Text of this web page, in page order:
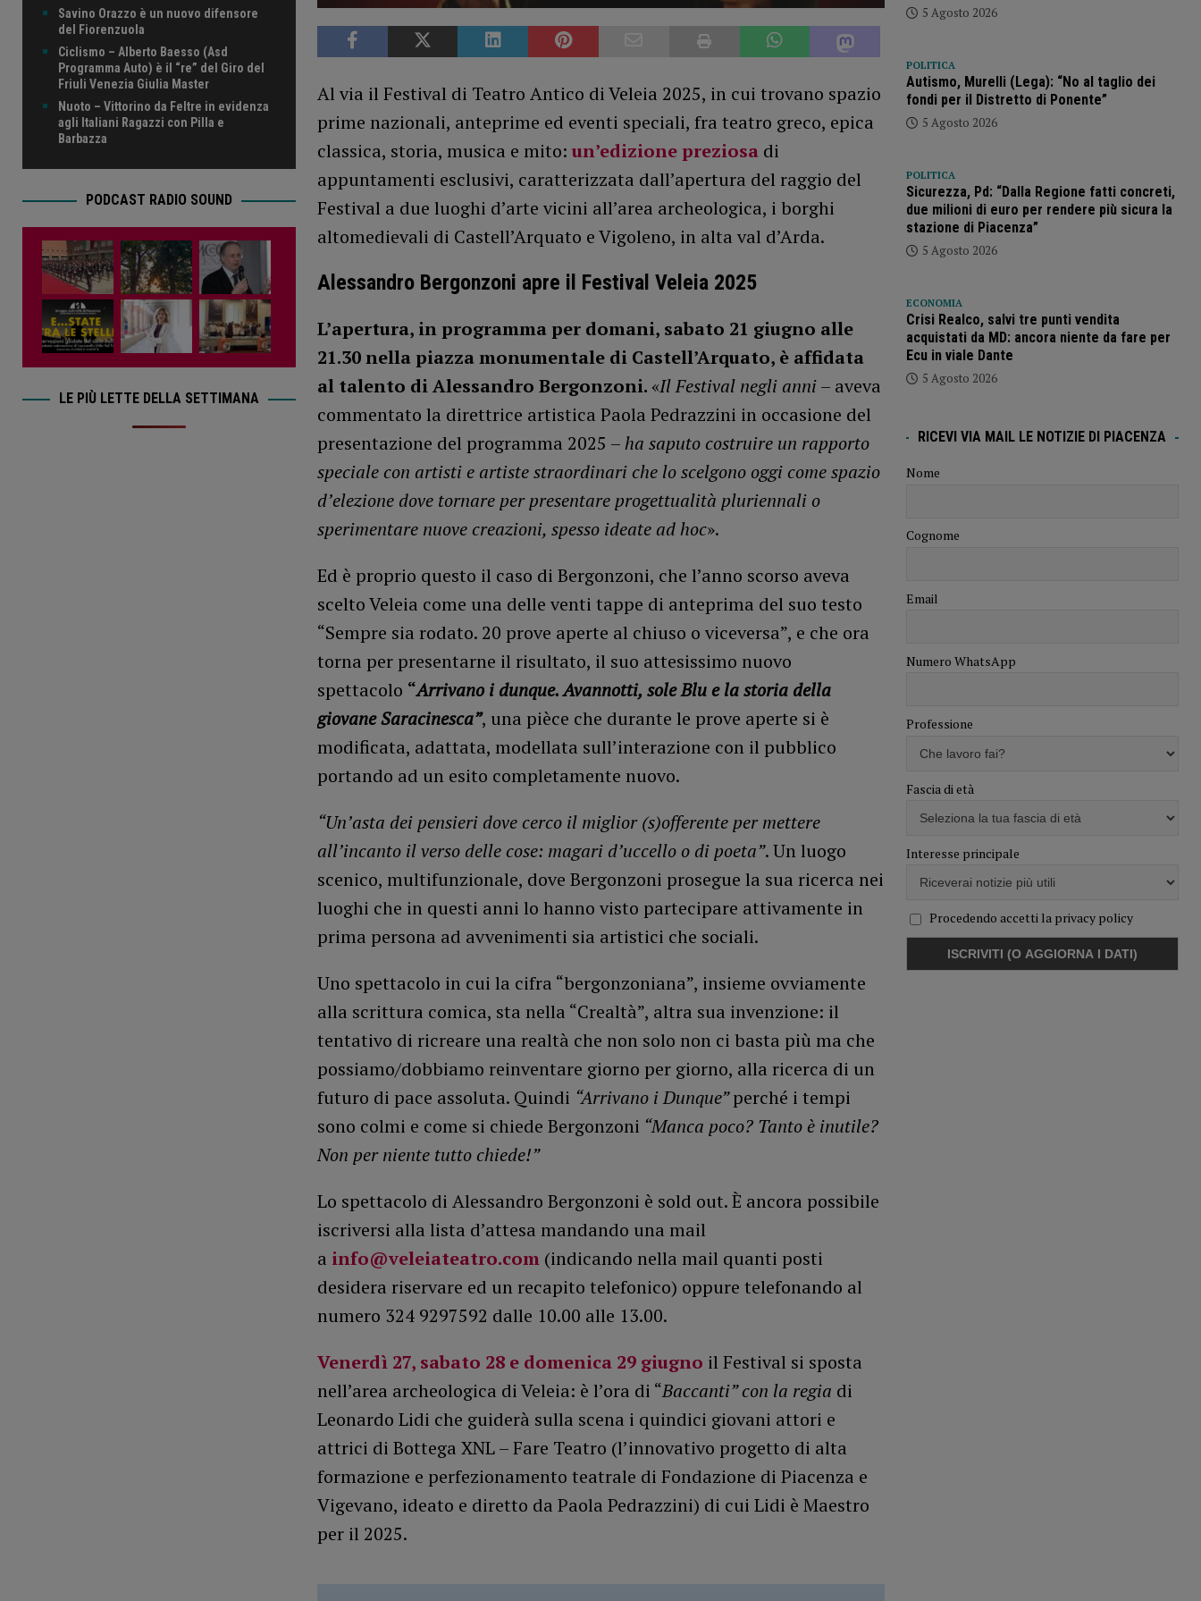
Al via il Festival di Teatro Antico di Veleia 2025, in cui trovano spazio
prime nazionali, anteprime ed eventi speciali, fra teatro greco, epica
classica, storia, musica e mito: un’edizione preziosa di
appuntamenti esclusivi, caratterizzata dall’apertura del raggio del
Festival a due luoghi d’arte vicini all’area archeologica, i borghi
altomedievali di Castell’Arquato e Vigoleno, in alta val d’Arda.
Alessandro Bergonzoni apre il Festival Veleia 2025
L’apertura, in programma per domani, sabato 21 giugno alle
21.30 nella piazza monumentale di Castell’Arquato, è affidata
al talento di Alessandro Bergonzoni. «Il Festival negli anni– aveva
commentato la direttrice artistica Paola Pedrazzini in occasione del
presentazione del programma 2025 –ha saputo costruire un rapporto
speciale con artisti e artiste straordinari che lo scelgono oggi come spazio
d’elezione dove tornare per presentare progettualità pluriennali o
sperimentare nuove creazioni, spesso ideate ad hoc».
Ed è proprio questo il caso di Bergonzoni, che l’anno scorso aveva
scelto Veleia come una delle venti tappe di anteprima del suo testo
“Sempre sia rodato. 20 prove aperte al chiuso o viceversa”, e che ora
torna per presentarne il risultato, il suo attesissimo nuovo
spettacolo “Arrivano i dunque. Avannotti, sole Blu e la storia della
giovane Saracinesca”, una pièce che durante le prove aperte si è
modificata, adattata, modellata sull’interazione con il pubblico
portando ad un esito completamente nuovo.
“Un’asta dei pensieri dove cerco il miglior (s)offerente per mettere
all’incanto il verso delle cose: magari d’uccello o di poeta”. Un luogo
scenico, multifunzionale, dove Bergonzoni prosegue la sua ricerca nei
luoghi che in questi anni lo hanno visto partecipare attivamente in
prima persona ad avvenimenti sia artistici che sociali.
Uno spettacolo in cui la cifra “bergonzoniana”, insieme ovviamente
alla scrittura comica, sta nella “Crealtà”, altra sua invenzione: il
tentativo di ricreare una realtà che non solo non ci basta più ma che
possiamo/dobbiamo reinventare giorno per giorno, alla ricerca di un
futuro di pace assoluta. Quindi “Arrivano i Dunque”perché i tempi
sono colmi e come si chiede Bergonzoni “Manca poco? Tanto è inutile?
Non per niente tutto chiede!”
Lo spettacolo di Alessandro Bergonzoni è sold out. È ancora possibile
iscriversi alla lista d’attesa mandando una mail
a info@veleiateatro.com(indicando nella mail quanti posti
desidera riservare ed un recapito telefonico) oppure telefonando al
numero 324 9297592 dalle 10.00 alle 13.00.
Venerdì 27, sabato 28 e domenica 29 giugno il Festival si sposta
nell’area archeologica di Veleia: è l’ora di “Baccanti” con la regia di
Leonardo Lidi che guiderà sulla scena i quindici giovani attori e
attrici di Bottega XNL – Fare Teatro (l’innovativo progetto di alta
formazione e perfezionamento teatrale di Fondazione di Piacenza e
Vigevano, ideato e diretto da Paola Pedrazzini) di cui Lidi è Maestro
per il 2025.
Savino Orazzo è un nuovo difensore
del Fiorenzuola
Ciclismo – Alberto Baesso (Asd
Programma Auto) è il “re” del Giro del
Friuli Venezia Giulia Master
Nuoto – Vittorino da Feltre in evidenza
agli Italiani Ragazzi con Pilla e
Barbazza
PODCAST RADIO SOUND
LE PIÙ LETTE DELLA SETTIMANA
5 Agosto 2026
POLITICA
Autismo, Murelli (Lega): “No al taglio dei
fondi per il Distretto di Ponente”
5 Agosto 2026
POLITICA
Sicurezza, Pd: “Dalla Regione fatti concreti,
due milioni di euro per rendere più sicura la
stazione di Piacenza”
5 Agosto 2026
ECONOMIA
Crisi Realco, salvi tre punti vendita
acquistati da MD: ancora niente da fare per
Ecu in viale Dante
5 Agosto 2026
RICEVI VIA MAIL LE NOTIZIE DI PIACENZA
Nome
Cognome
Email
Numero WhatsApp
Professione
Fascia di età
Interesse principale
Procedendo accetti la privacy policy